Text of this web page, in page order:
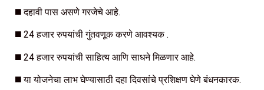
◼️ दहावी पास असणे गरजेचे आहे.
◼️ 24 हजार रुपयांची गुंतवणूक करणे आवश्यक .
◼️ 24 हजार रुपयांची साहित्य आणि साधने मिळणार आहे.
◼️ या योजनेचा लाभ घेण्यासाठी दहा दिवसांचे प्रशिक्षण घेणे बंधनकारक.